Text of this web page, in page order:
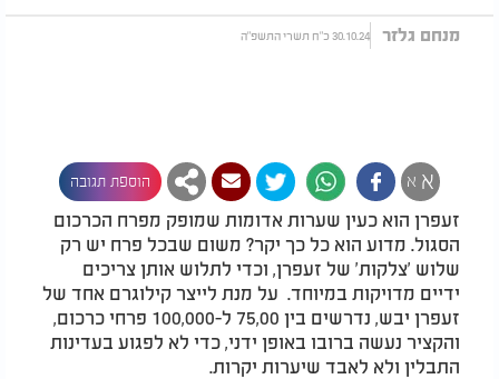
מנחם גלזר 30.10.24 כ"ח תשרי התשפ"ה
א א הוספת תגובה
זעפרן הוא כעין שערות אדומות שמופק מפרח הכרכום
הסגול. מדוע הוא כל כך יקר? משום שבכל פרח יש רק
שלוש 'צלקות' של זעפרן, וכדי לתלוש אותן צריכים
ידיים מדויקות במיוחד. על מנת לייצר קילוגרם אחד של
זעפרן יבש, נדרשים בין 75,00 ל-100,000 פרחי כרכום,
והקציר נעשה ברובו באופן ידני, כדי לא לפגוע בעדינות
התבלין ולא לאבד שיערות יקרות.